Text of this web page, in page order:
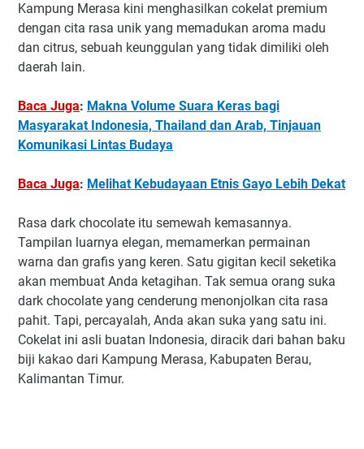
Kampung Merasa kini menghasilkan cokelat premium
dengan cita rasa unik yang memadukan aroma madu
dan citrus, sebuah keunggulan yang tidak dimiliki oleh
daerah lain.
Baca Juga: Makna Volume Suara Keras bagi
Masyarakat Indonesia, Thailand dan Arab, Tinjauan
Komunikasi Lintas Budaya
Baca Juga: Melihat Kebudayaan Etnis Gayo Lebih Dekat
Rasa dark chocolate itu semewah kemasannya.
Tampilan luarnya elegan, memamerkan permainan
warna dan grafis yang keren. Satu gigitan kecil seketika
akan membuat Anda ketagihan. Tak semua orang suka
dark chocolate yang cenderung menonjolkan cita rasa
pahit. Tapi, percayalah, Anda akan suka yang satu ini.
Cokelat ini asli buatan Indonesia, diracik dari bahan baku
biji kakao dari Kampung Merasa, Kabupaten Berau,
Kalimantan Timur.